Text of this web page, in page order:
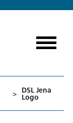
> DSL Jena
Logo